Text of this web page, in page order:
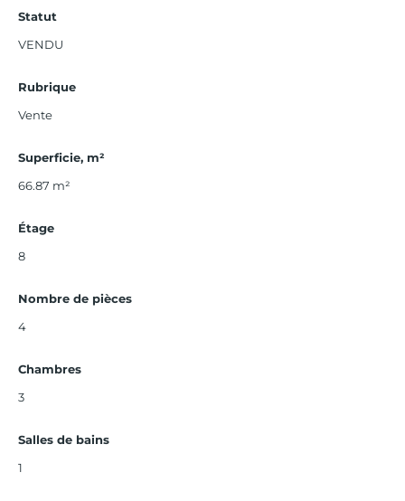
Statut
VENDU
Rubrique
Vente
Superficie, m²
66.87 m²
Étage
8
Nombre de pièces
4
Chambres
3
Salles de bains
1